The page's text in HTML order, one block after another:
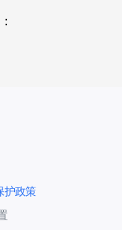
护政策